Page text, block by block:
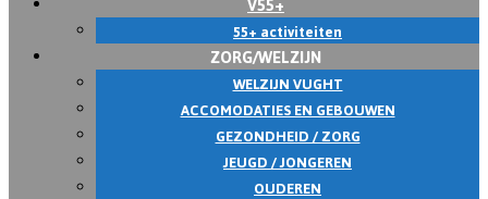
55+ activiteiten
ZORG/WELZIJN
WELZIJN VUGHT
ACCOMODATIES EN GEBOUWEN
GEZONDHEID / ZORG
JEUGD / JONGEREN
OUDEREN